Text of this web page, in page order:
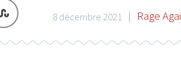
8 décembre 2021 | Rage